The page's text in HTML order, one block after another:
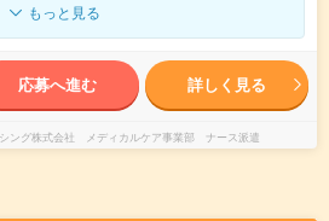
もっと見る
応募へ進む 詳しく見る
ング株式会社 メディカルケア事業部 ナース派遣